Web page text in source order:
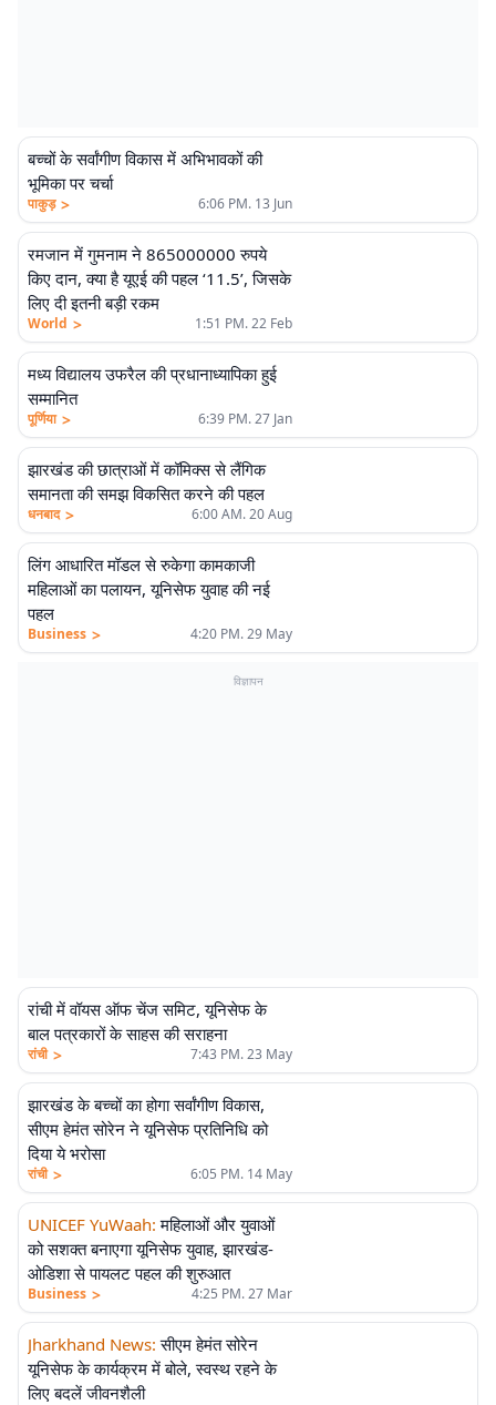
बच्चों के सर्वांगीण विकास में अभिभावकों की
भूमिका पर चर्चा
पाकुड़ > 6:06 PM. 13 Jun
रमजान में गुमनाम ने 865000000 रुपये
किए दान, क्या है यूएई की पहल ‘11.5’, जिसके
लिए दी इतनी बड़ी रकम
World > 1:51 PM. 22 Feb
मध्य विद्यालय उफरैल की प्रधानाध्यापिका हुई
सम्मानित
पूर्णिया > 6:39 PM. 27 Jan
झारखंड की छात्राओं में कॉमिक्स से लैंगिक
समानता की समझ विकसित करने की पहल
धनबाद > 6:00 AM. 20 Aug
लिंग आधारित मॉडल से रुकेगा कामकाजी
महिलाओं का पलायन, यूनिसेफ युवाह की नई
पहल
Business > 4:20 PM. 29 May
विज्ञापन
रांची में वॉयस ऑफ चेंज समिट, यूनिसेफ के
बाल पत्रकारों के साहस की सराहना
रांची > 7:43 PM. 23 May
झारखंड के बच्चों का होगा सर्वांगीण विकास,
सीएम हेमंत सोरेन ने यूनिसेफ प्रतिनिधि को
दिया ये भरोसा
रांची > 6:05 PM. 14 May
UNICEF YuWaah: महिलाओं और युवाओं
को सशक्त बनाएगा यूनिसेफ युवाह, झारखंड-
ओडिशा से पायलट पहल की शुरुआत
Business > 4:25 PM. 27 Mar
Jharkhand News: सीएम हेमंत सोरेन
यूनिसेफ के कार्यक्रम में बोले, स्वस्थ रहने के
लिए बदलें जीवनशैली